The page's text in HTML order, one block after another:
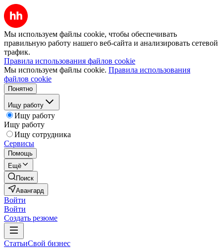
Мы используем файлы cookie, чтобы обеспечивать
правильную работу нашего веб-сайта и анализировать сетевой
трафик.
Правила использования файлов cookie
Мы используем файлы cookie. Правила использования
файлов cookie
Понятно
Ищу работу
Ищу работу
Ищу работу
Ищу сотрудника
Сервисы
Помощь
Ещё
Поиск
Авангард
Войти
Войти
Создать резюме
СтатьиСвой бизнес